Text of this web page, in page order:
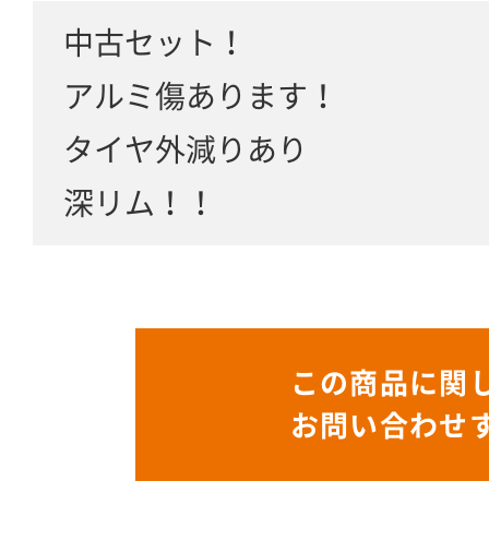
中古セット！
アルミ傷あります！
タイヤ外減りあり
深リム！！
この商品に関
お問い合わせ